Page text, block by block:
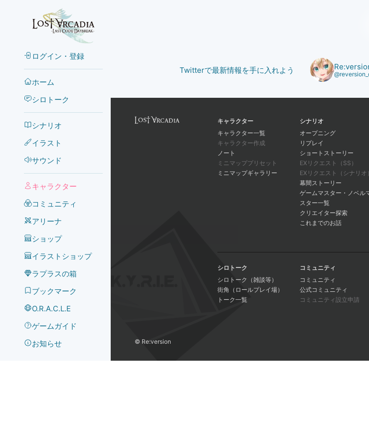
ログイン・登録
ホーム
シロトーク
シナリオ
イラスト
サウンド
キャラクター
コミュニティ
アリーナ
ショップ
イラストショップ
ラプラスの箱
ブックマーク
O.R.A.C.L.E
ゲームガイド
お知らせ
Twitterで最新情報を手に入れよう
キャラクター
キャラクター一覧
キャラクター作成
ノート
ミニマッププリセット
ミニマップギャラリー
シナリオ
オープニング
リプレイ
ショートストーリー
EXリクエスト（SS）
EXリクエスト（シナリオ）
幕間ストーリー
ゲームマスター・ノベル
スター一覧
クリエイター探索
これまでのお話
©️ Re:version
シロトーク
シロトーク（雑談等）
街角（ロールプレイ場）
トーク一覧
コミュニティ
コミュニティ
公式コミュニティ
コミュニティ設立申請